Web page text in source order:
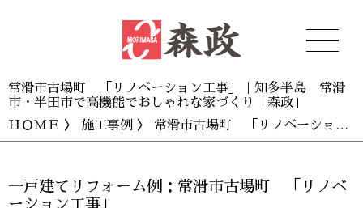
常滑市古場町 「リノベーション工事」｜知多半島 常滑
市・半田市で高機能でおしゃれな家づくり「森政」
ＨＯＭＥ 〉 施工事例 〉 常滑市古場町 「リノベーション工事」
一戸建てリフォーム例：常滑市古場町 「リノベ
ーション工事」